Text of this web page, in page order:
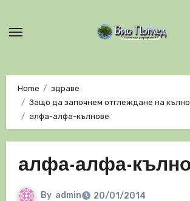
Home
здраве
Защо да започнем отглеждане на
алфа-алфа-кълнове
алфа-алфа-
By admin 20/01/2014